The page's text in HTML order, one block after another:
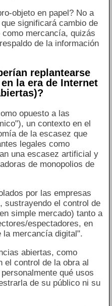
objeto en papel? No a
significará cambio de
mercancía, quizás
de la información
replantearse
la era de Internet
opuesto a las
un contexto en el
de la escasez que
legales como
una escasez artificial y
de monopolios de
por las empresas
sustrayendo el control de
simple mercado) tanto a
espectadores, en
la mercancía digital".
abiertas, como
el control de la obra al
qué usos
de su público ni su